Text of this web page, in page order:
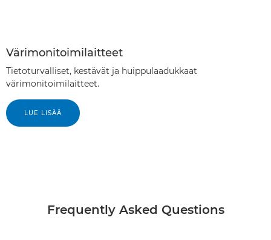
Värimonitoimilaitteet
Tietoturvalliset, kestävät ja huippulaadukkaat
värimonitoimilaitteet.
LUE LISÄÄ
Frequently Asked Questions